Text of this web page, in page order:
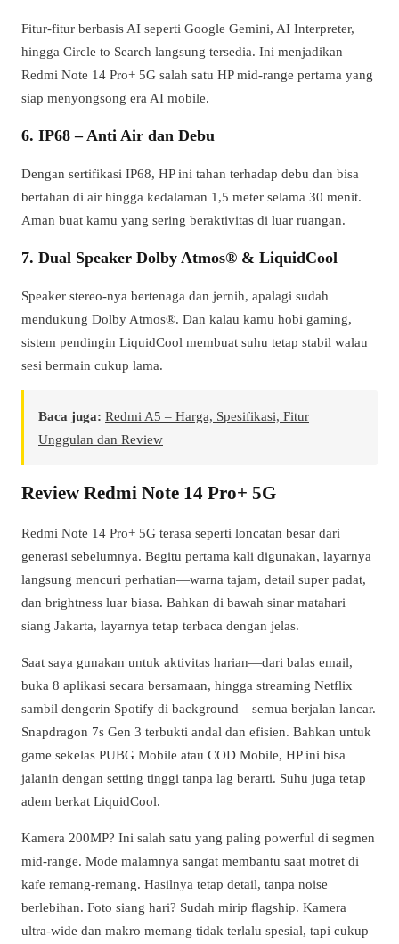
Fitur-fitur berbasis AI seperti Google Gemini, AI Interpreter,
hingga Circle to Search langsung tersedia. Ini menjadikan
Redmi Note 14 Pro+ 5G salah satu HP mid-range pertama yang
siap menyongsong era AI mobile.
6. IP68 – Anti Air dan Debu
Dengan sertifikasi IP68, HP ini tahan terhadap debu dan bisa
bertahan di air hingga kedalaman 1,5 meter selama 30 menit.
Aman buat kamu yang sering beraktivitas di luar ruangan.
7. Dual Speaker Dolby Atmos® & LiquidCool
Speaker stereo-nya bertenaga dan jernih, apalagi sudah
mendukung Dolby Atmos®. Dan kalau kamu hobi gaming,
sistem pendingin LiquidCool membuat suhu tetap stabil walau
sesi bermain cukup lama.
Baca juga: Redmi A5 – Harga, Spesifikasi, Fitur
Unggulan dan Review
Review Redmi Note 14 Pro+ 5G
Redmi Note 14 Pro+ 5G terasa seperti loncatan besar dari
generasi sebelumnya. Begitu pertama kali digunakan, layarnya
langsung mencuri perhatian—warna tajam, detail super padat,
dan brightness luar biasa. Bahkan di bawah sinar matahari
siang Jakarta, layarnya tetap terbaca dengan jelas.
Saat saya gunakan untuk aktivitas harian—dari balas email,
buka 8 aplikasi secara bersamaan, hingga streaming Netflix
sambil dengerin Spotify di background—semua berjalan lancar.
Snapdragon 7s Gen 3 terbukti andal dan efisien. Bahkan untuk
game sekelas PUBG Mobile atau COD Mobile, HP ini bisa
jalanin dengan setting tinggi tanpa lag berarti. Suhu juga tetap
adem berkat LiquidCool.
Kamera 200MP? Ini salah satu yang paling powerful di segmen
mid-range. Mode malamnya sangat membantu saat motret di
kafe remang-remang. Hasilnya tetap detail, tanpa noise
berlebihan. Foto siang hari? Sudah mirip flagship. Kamera
ultra-wide dan makro memang tidak terlalu spesial, tapi cukup